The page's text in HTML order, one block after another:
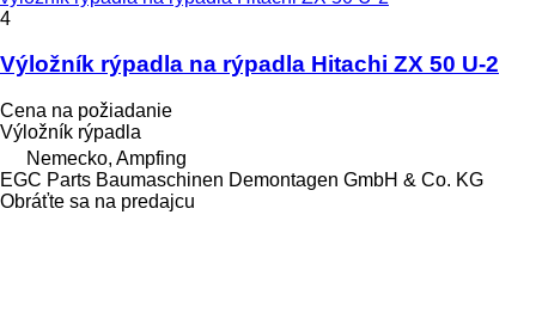
4
Výložník rýpadla na rýpadla Hitachi ZX 50 U-2
Cena na požiadanie
Výložník rýpadla
Nemecko, Ampfing
EGC Parts Baumaschinen Demontagen GmbH & Co. KG
Obráťte sa na predajcu